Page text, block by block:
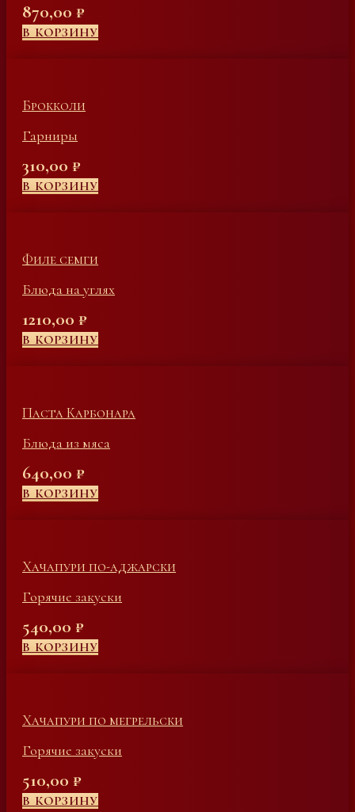
870,00 ₽
В КОРЗИНУ
Брокколи
Гарниры
310,00 ₽
В КОРЗИНУ
Филе семги
Блюда на углях
1210,00 ₽
В КОРЗИНУ
Паста Карбонара
Блюда из мяса
640,00 ₽
В КОРЗИНУ
Хачапури по-аджарски
Горячие закуски
540,00 ₽
В КОРЗИНУ
Хачапури по мегрельски
Горячие закуски
510,00 ₽
В КОРЗИНУ